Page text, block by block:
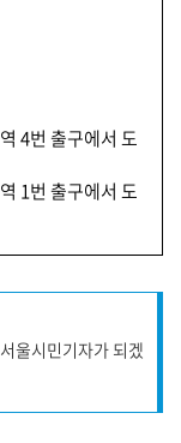
4번 출구에서 도
1번 출구에서 도
울시민기자가 되겠